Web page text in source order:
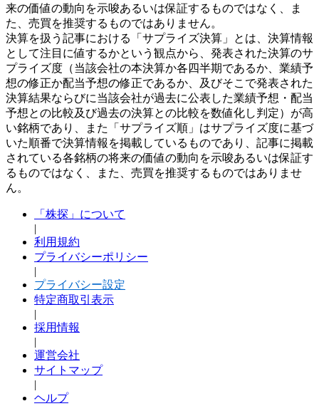
来の価値の動向を示唆あるいは保証するものではなく、ま
た、売買を推奨するものではありません。
決算を扱う記事における「サプライズ決算」とは、決算情報
として注目に値するかという観点から、発表された決算のサ
プライズ度（当該会社の本決算か各四半期であるか、業績予
想の修正か配当予想の修正であるか、及びそこで発表された
決算結果ならびに当該会社が過去に公表した業績予想・配当
予想との比較及び過去の決算との比較を数値化し判定）が高
い銘柄であり、また「サプライズ順」はサプライズ度に基づ
いた順番で決算情報を掲載しているものであり、記事に掲載
されている各銘柄の将来の価値の動向を示唆あるいは保証す
るものではなく、また、売買を推奨するものではありませ
ん。
「株探」について
|
利用規約
プライバシーポリシー
|
プライバシー設定
特定商取引表示
|
採用情報
|
運営会社
サイトマップ
|
ヘルプ